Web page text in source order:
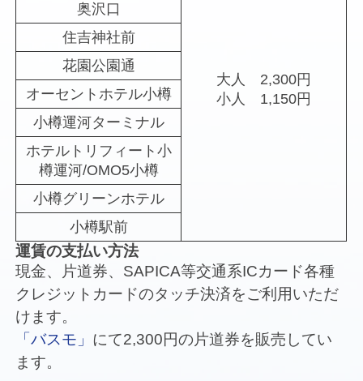
大人 2,300円
小人 1,150円
奥沢口
住吉神社前
花園公園通
オーセントホテル小樽
小樽運河ターミナル
ホテルトリフィート小
樽運河/OMO5小樽
小樽グリーンホテル
小樽駅前
運賃の支払い方法
現金、片道券、SAPICA等交通系ICカード各種
クレジットカードのタッチ決済をご利用いただ
けます。
「バスモ」 にて2,300円の片道券を販売してい
ます。